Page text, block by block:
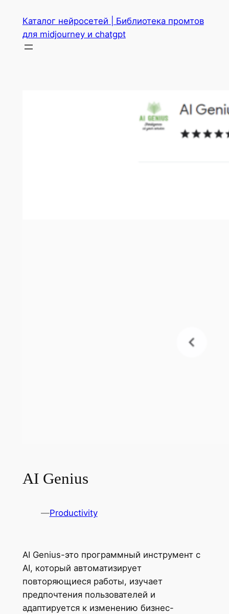
содержимому
Каталог нейросетей | Библиотека промтов
для midjourney и chatgpt
AI Genius
—Productivity
AI Genius-это программный инструмент с
AI, который автоматизирует
повторяющиеся работы, изучает
предпочтения пользователей и
адаптируется к изменению бизнес-